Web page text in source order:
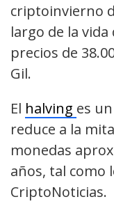
criptoinvierno
largo de la
precios de
Gil.
El halving es
reduce a la
monedas
años, tal como
CriptoNoticias.